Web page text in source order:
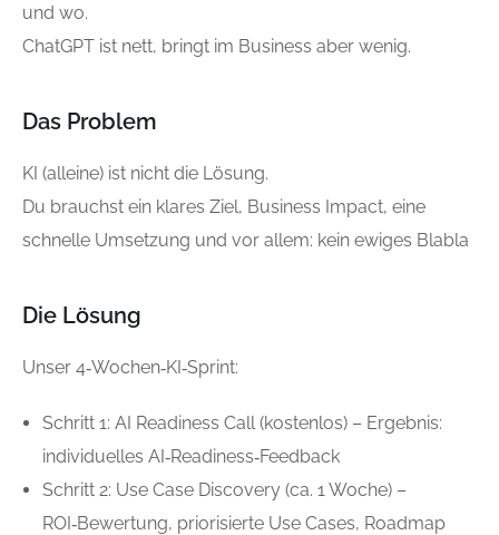
und wo.
ChatGPT ist nett, bringt im Business aber wenig.
Das Problem
KI (alleine) ist nicht die Lösung.
Du brauchst ein klares Ziel, Business Impact, eine
schnelle Umsetzung und vor allem: kein ewiges Blabla
Die Lösung
Unser 4‑Wochen‑KI‑Sprint:
Schritt 1: AI Readiness Call (kostenlos) – Ergebnis:
individuelles AI‑Readiness‑Feedback
Schritt 2: Use Case Discovery (ca. 1 Woche) –
ROI‑Bewertung, priorisierte Use Cases, Roadmap